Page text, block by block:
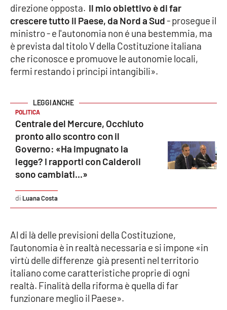
EDIZIONI
LOCALI
Catanzaro
Vibo Valentia
Reggio Calabria
Cosenza
Lamezia Terme
SPECIALI
Buona Sanità Calabria
LACALABRIAVISIONE
direzione opposta. Il mio obiettivo è di far
crescere tutto il Paese, da Nord a Sud- prosegue il
ministro - e l'autonomia non é una bestemmia, ma
è prevista dal titolo V della Costituzione italiana
che riconosce e promuove le autonomie locali,
fermi restando i principi intangibili».
POLITICA
Centrale del Mercure, Occhiuto
pronto allo scontro con il
Governo: «Ha impugnato la
legge? I rapporti con Calderoli
sono cambiati...»
Luana Costa
Al di là delle previsioni della Costituzione,
l’autonomia è in realtà necessaria e si impone «in
virtù delle differenze già presenti nel territorio
italiano come caratteristiche proprie di ogni
realtà. Finalità della riforma è quella di far
funzionare meglio il Paese».